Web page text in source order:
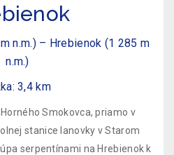
n.m.) – Hrebienok (1 285 m
n.m.)
3,4 km
Smokovca, priamo v
stanice lanovky v Starom
serpentínami na Hrebienok k